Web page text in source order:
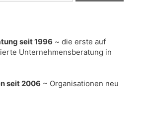
seit 1996 ~ die erste auf
Unternehmensberatung in
seit 2006 ~ Organisationen neu